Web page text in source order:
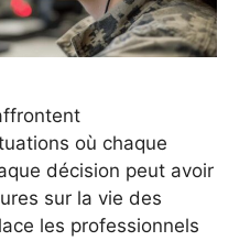
où chaque
décision peut avoir
sur la vie des
les professionnels